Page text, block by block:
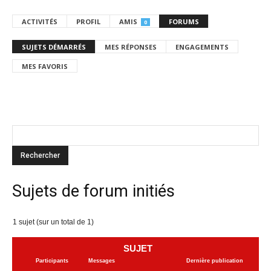
ACTIVITÉS PROFIL AMIS 0 FORUMS
SUJETS DÉMARRÉS MES RÉPONSES ENGAGEMENTS
MES FAVORIS
Sujets de forum initiés
1 sujet (sur un total de 1)
SUJET
Participants Messages Dernière publication